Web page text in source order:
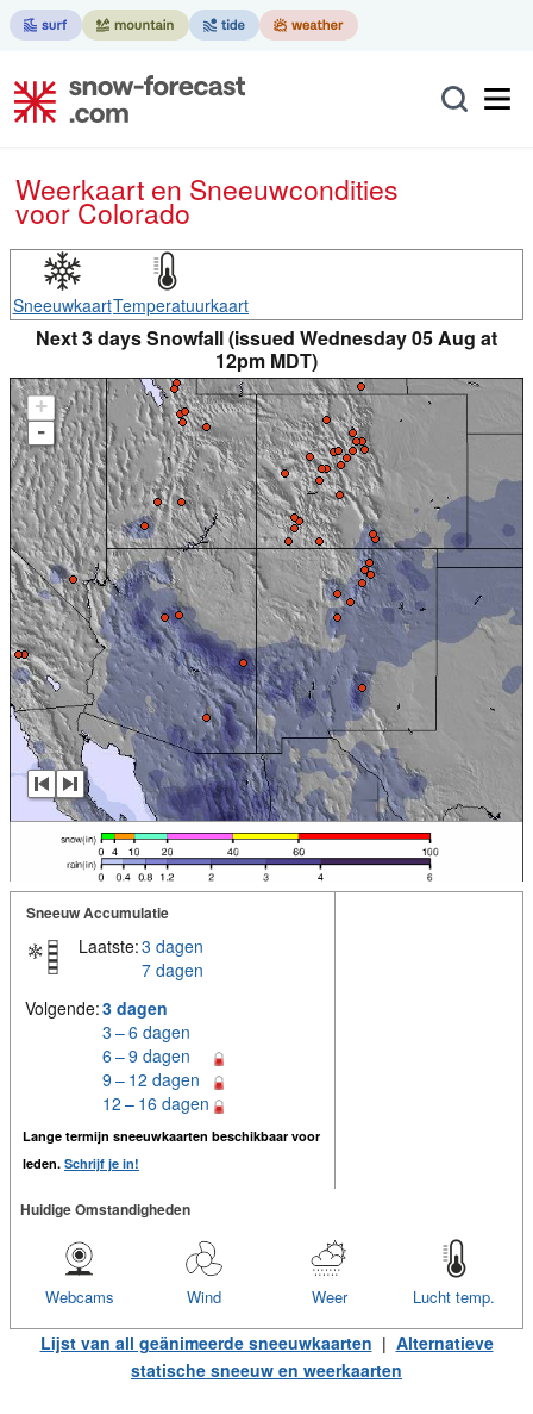
Weerkaart en Sneeuwcondities
voor Colorado
SneeuwkaartTemperatuurkaart
Next 3 days Snowfall (issued Wednesday 05 Aug at
12pm MDT)
+
-
Sneeuw Accumulatie
Laatste:3 dagen
7 dagen
Volgende:3 dagen
3 – 6 dagen
6 – 9 dagen
9 – 12 dagen
12 – 16 dagen
Lange termijn sneeuwkaarten beschikbaar voor
leden. Schrijf je in!
Huidige Omstandigheden
Lucht temp.
Weer
Wind
Webcams
Lijst van all geänimeerde sneeuwkaarten | Alternatieve
statische sneeuw en weerkaarten